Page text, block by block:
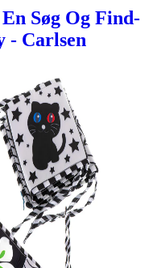
Søg Og Find-
- Carlsen